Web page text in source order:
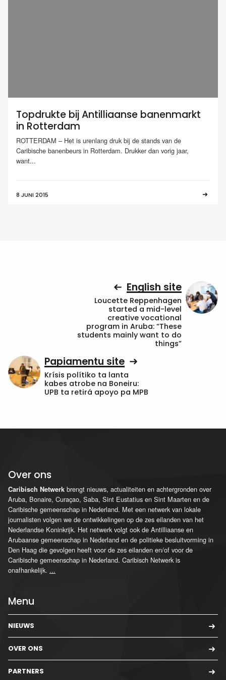
Topdrukte bij Antilliaanse banenmarkt
in Rotterdam
ROTTERDAM – Het is urenlang druk bij de stands van de
Caribische banenbeurs in Rotterdam. Drukker dan vorig jaar,
want...
8 JUNI 2015
English site
Loucette Reppenhagen
started a mid-level
creative vocational
program in Aruba: “These
students mainly want to do
things”
Papiamentu site
Krísis polítiko ta lanta
kabes atrobe na Boneiru:
UPB ta retirá apoyo pa MPB
Over ons
Caribisch Netwerk brengt nieuws, actualiteiten en achtergronden over
Aruba, Bonaire, Curaçao, Saba, Sint Eustatius en Sint Maarten en de
Caribische gemeenschap in Nederland. Met een netwerk van lokale
journalisten volgen we de ontwikkelingen op de zes eilanden van het
Nederlandse Koninkrijk. Het netwerk volgt ook de Antilliaanse en
Arubaanse gemeenschap in Nederland en de politieke besluitvorming in
Den Haag die gevolgen heeft voor de zes eilanden en/of voor de
Caribische gemeenschap in Nederland. Caribisch Netwerk is
onafhankelijk. ...
Menu
NIEUWS
OVER ONS
PARTNERS